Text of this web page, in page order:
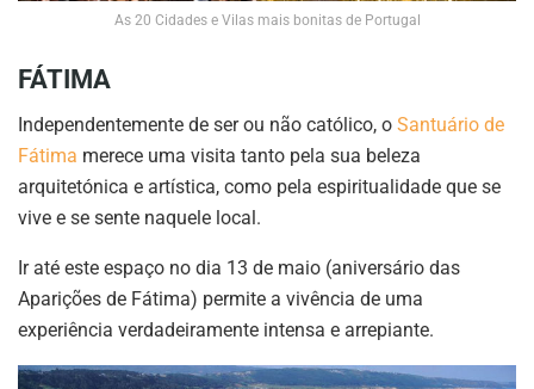
As 20 Cidades e Vilas mais bonitas de Portugal
FÁTIMA
Independentemente de ser ou não católico, o Santuário de
Fátima merece uma visita tanto pela sua beleza
arquitetónica e artística, como pela espiritualidade que se
vive e se sente naquele local.
Ir até este espaço no dia 13 de maio (aniversário das
Aparições de Fátima) permite a vivência de uma
experiência verdadeiramente intensa e arrepiante.